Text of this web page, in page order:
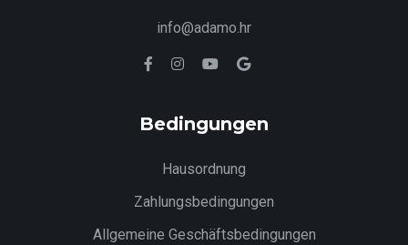
info@adamo.hr
Bedingungen
Hausordnung
Zahlungsbedingungen
Allgemeine Geschäftsbedingungen